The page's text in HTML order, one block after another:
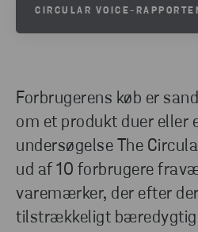
Forbrugerens køb er
om et produkt duer eller
undersøgelse The
ud af 10 forbrugere
varemærker, der efter
tilstrækkeligt
CIRCULAR VOICE-